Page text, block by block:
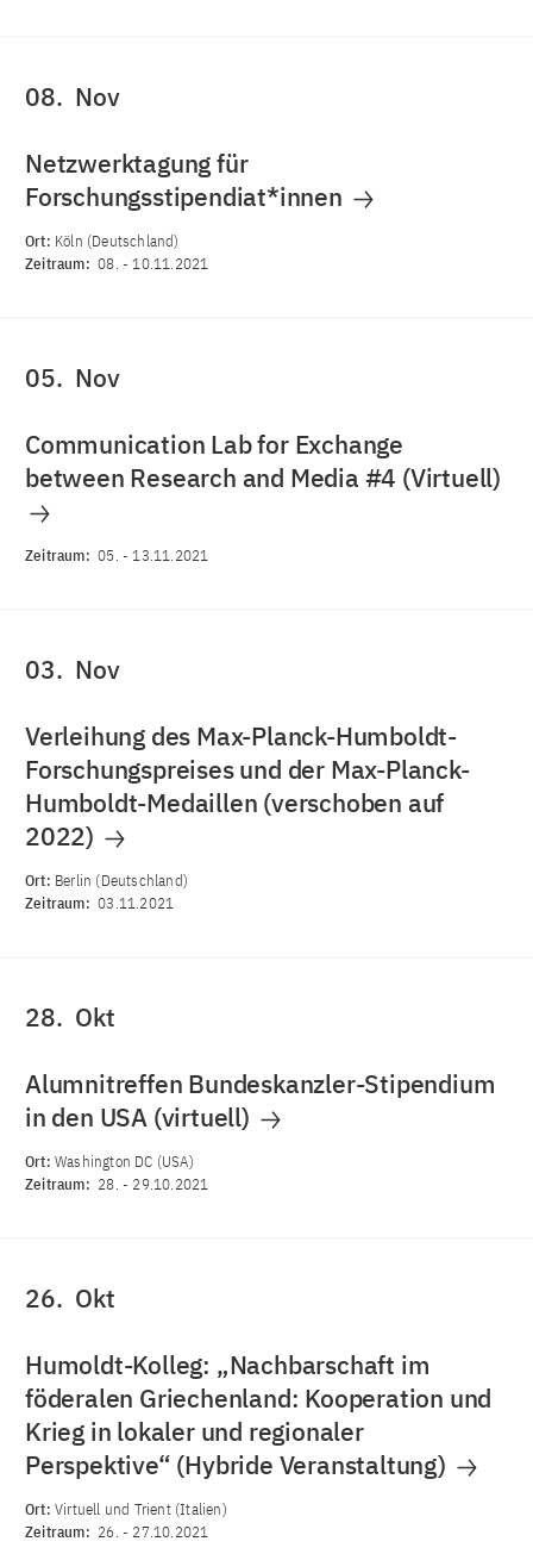
08. Nov
Netzwerktagung für
Forschungsstipendiat*innen
Ort: Köln (Deutschland)
Zeitraum: 08. -10.11.2021
05. Nov
Communication Lab for Exchange
between Research and Media #4 (Virtuell)
Zeitraum: 05. -13.11.2021
03. Nov
Verleihung des Max-Planck-Humboldt-
Forschungspreises und der Max-Planck-
Humboldt-Medaillen (verschoben auf
2022)
Ort: Berlin (Deutschland)
Zeitraum: 03.11.2021
28. Okt
Alumnitreffen Bundeskanzler-Stipendium
in den USA (virtuell)
Ort: Washington DC (USA)
Zeitraum: 28. - 29.10.2021
26. Okt
Humoldt-Kolleg: „Nachbarschaft im
föderalen Griechenland: Kooperation und
Krieg in lokaler und regionaler
Perspektive“ (Hybride Veranstaltung)
Ort: Virtuell und Trient (Italien)
Zeitraum: 26. - 27.10.2021